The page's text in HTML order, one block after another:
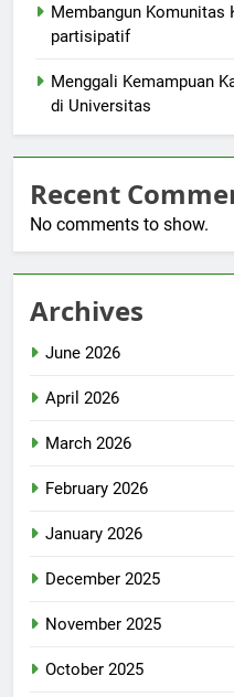
Membangun Komunitas
partisipatif
Menggali Kemampuan
di Universitas
Recent
No comments to show.
Archives
June 2026
April 2026
March 2026
February 2026
January 2026
December 2025
November 2025
October 2025